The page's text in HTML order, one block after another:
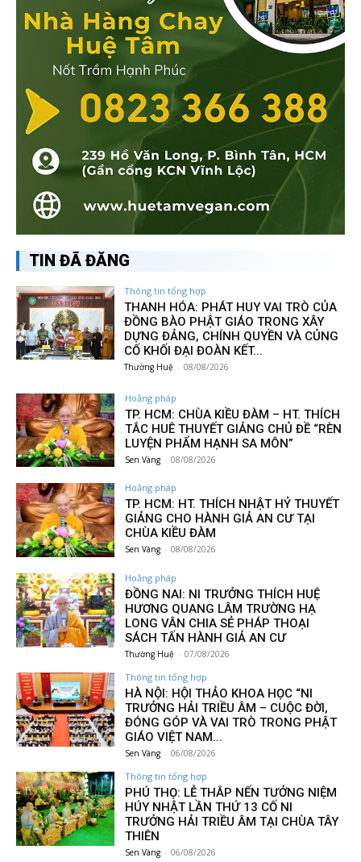
TIN ĐÃ ĐĂNG
Thông tin tổng hợp
THANH HÓA: PHÁT HUY VAI TRÒ CỦA
ĐỒNG BÀO PHẬT GIÁO TRONG XÂY
DỰNG ĐẢNG, CHÍNH QUYỀN VÀ CỦNG
CỐ KHỐI ĐẠI ĐOÀN KẾT...
Thường Huệ - 08/08/2026
Hoằng pháp
TP. HCM: CHÙA KIỀU ĐÀM – HT. THÍCH
TẮC HUÊ THUYẾT GIẢNG CHỦ ĐỀ “RÈN
LUYỆN PHẨM HẠNH SA MÔN”
Sen Vàng - 08/08/2026
Hoằng pháp
TP. HCM: HT. THÍCH NHẬT HỶ THUYẾT
GIẢNG CHO HÀNH GIẢ AN CƯ TẠI
CHÙA KIỀU ĐÀM
Sen Vàng - 08/08/2026
Hoằng pháp
ĐỒNG NAI: NI TRƯỞNG THÍCH HUỆ
HƯƠNG QUANG LÂM TRƯỜNG HẠ
LONG VÂN CHIA SẺ PHÁP THOẠI
SÁCH TẤN HÀNH GIẢ AN CƯ
Thường Huệ - 07/08/2026
Thông tin tổng hợp
HÀ NỘI: HỘI THẢO KHOA HỌC “NI
TRƯỞNG HẢI TRIỀU ÂM – CUỘC ĐỜI,
ĐÓNG GÓP VÀ VAI TRÒ TRONG PHẬT
GIÁO VIỆT NAM...
Sen Vàng - 06/08/2026
Thông tin tổng hợp
PHÚ THỌ: LỄ THẮP NẾN TƯỞNG NIỆM
HÚY NHẬT LẦN THỨ 13 CỐ NI
TRƯỞNG HẢI TRIỀU ÂM TẠI CHÙA TÂY
THIÊN
Sen Vàng - 06/08/2026